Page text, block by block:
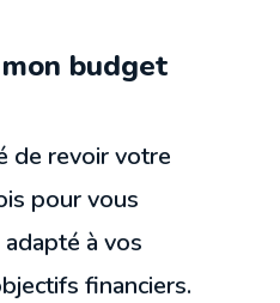
budget
de revoir votre
pour vous
à vos
financiers.